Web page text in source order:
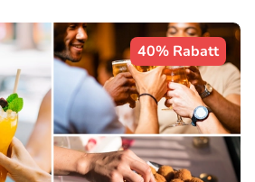
40% Rabatt